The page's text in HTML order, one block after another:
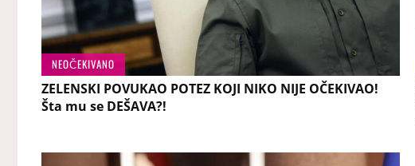
NEOČEKIVANO
ZELENSKI POVUKAO POTEZ KOJI NIKO NIJE OČEKIVAO!
Šta mu se DEŠAVA?!